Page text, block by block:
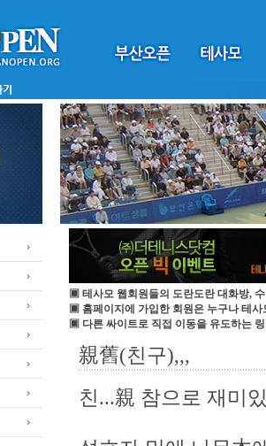
▣ 테사모 웹회원들의 도란도란 대화방,
▣ 홈페이지에 가입한 회원은 누구나 테사
▣ 다른 싸이트로 직접 이동을 유도하는
親舊(친구),,,
친...親 참으로 재미